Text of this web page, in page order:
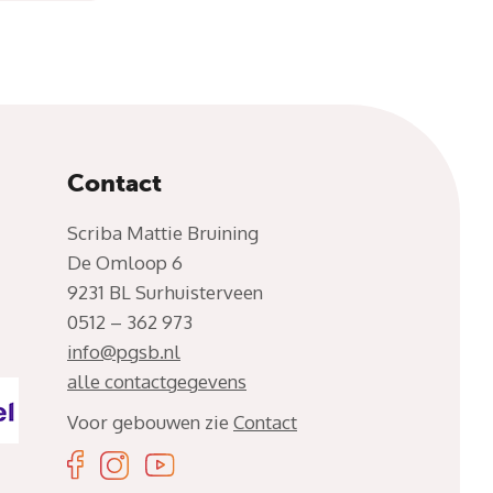
Contact
Scriba Mattie Bruining
De Omloop 6
9231 BL Surhuisterveen
0512 – 362 973
info@pgsb.nl
alle contactgegevens
Voor gebouwen zie Contact